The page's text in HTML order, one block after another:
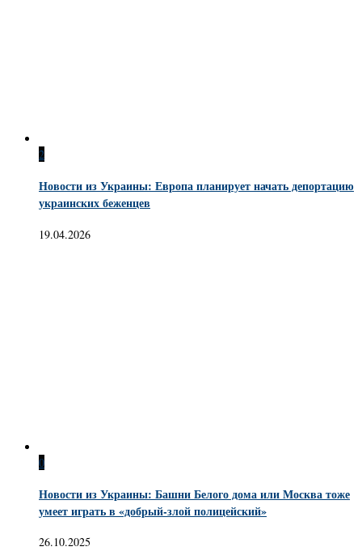
2
Новости из Украины: Европа планирует начать депортацию
украинских беженцев
19.04.2026
0
Новости из Украины: Башни Белого дома или Москва тоже
умеет играть в «добрый-злой полицейский»
26.10.2025